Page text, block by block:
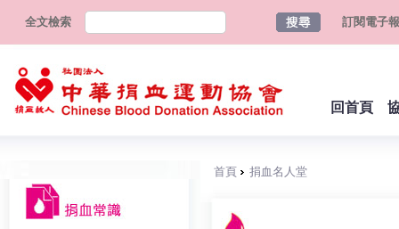
全文檢索 訂閱電子報
回首頁
首頁 捐血名人堂